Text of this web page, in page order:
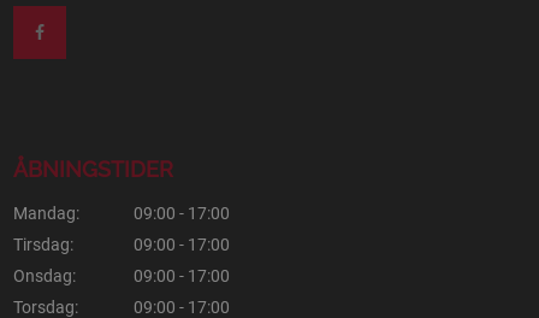
ÅBNINGSTIDER
Mandag:
09:00 - 17:00
Tirsdag:
09:00 - 17:00
Onsdag:
09:00 - 17:00
Torsdag:
09:00 - 17:00